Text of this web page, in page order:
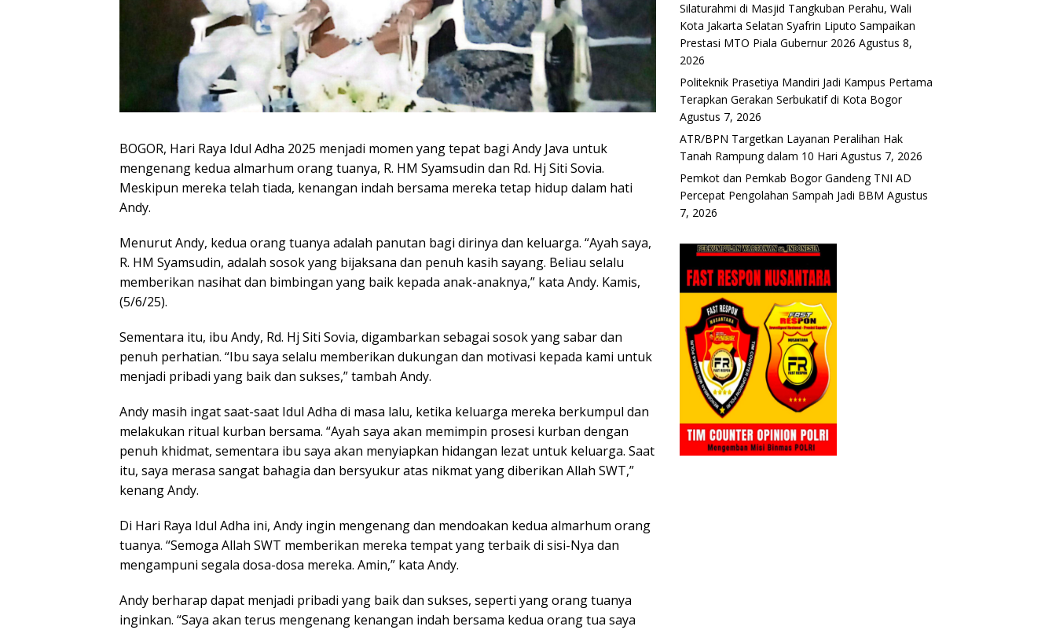
BOGOR, Hari Raya Idul Adha 2025 menjadi momen yang tepat bagi Andy Java untuk
mengenang kedua almarhum orang tuanya, R. HM Syamsudin dan Rd. Hj Siti Sovia.
Meskipun mereka telah tiada, kenangan indah bersama mereka tetap hidup dalam hati
Andy.
Menurut Andy, kedua orang tuanya adalah panutan bagi dirinya dan keluarga. “Ayah saya,
R. HM Syamsudin, adalah sosok yang bijaksana dan penuh kasih sayang. Beliau selalu
memberikan nasihat dan bimbingan yang baik kepada anak-anaknya,” kata Andy. Kamis,
(5/6/25).
Sementara itu, ibu Andy, Rd. Hj Siti Sovia, digambarkan sebagai sosok yang sabar dan
penuh perhatian. “Ibu saya selalu memberikan dukungan dan motivasi kepada kami untuk
menjadi pribadi yang baik dan sukses,” tambah Andy.
Andy masih ingat saat-saat Idul Adha di masa lalu, ketika keluarga mereka berkumpul dan
melakukan ritual kurban bersama. “Ayah saya akan memimpin prosesi kurban dengan
penuh khidmat, sementara ibu saya akan menyiapkan hidangan lezat untuk keluarga. Saat
itu, saya merasa sangat bahagia dan bersyukur atas nikmat yang diberikan Allah SWT,”
kenang Andy.
Di Hari Raya Idul Adha ini, Andy ingin mengenang dan mendoakan kedua almarhum orang
tuanya. “Semoga Allah SWT memberikan mereka tempat yang terbaik di sisi-Nya dan
mengampuni segala dosa-dosa mereka. Amin,” kata Andy.
Andy berharap dapat menjadi pribadi yang baik dan sukses, seperti yang orang tuanya
inginkan. “Saya akan terus mengenang kenangan indah bersama kedua orang tua saya
Silaturahmi di Masjid Tangkuban Perahu, Wali
Kota Jakarta Selatan Syafrin Liputo Sampaikan
Prestasi MTO Piala Gubernur 2026 Agustus 8,
2026
Politeknik Prasetiya Mandiri Jadi Kampus Pertama
Terapkan Gerakan Serbukatif di Kota Bogor
Agustus 7, 2026
ATR/BPN Targetkan Layanan Peralihan Hak
Tanah Rampung dalam 10 Hari Agustus 7, 2026
Pemkot dan Pemkab Bogor Gandeng TNI AD
Percepat Pengolahan Sampah Jadi BBM Agustus
7, 2026